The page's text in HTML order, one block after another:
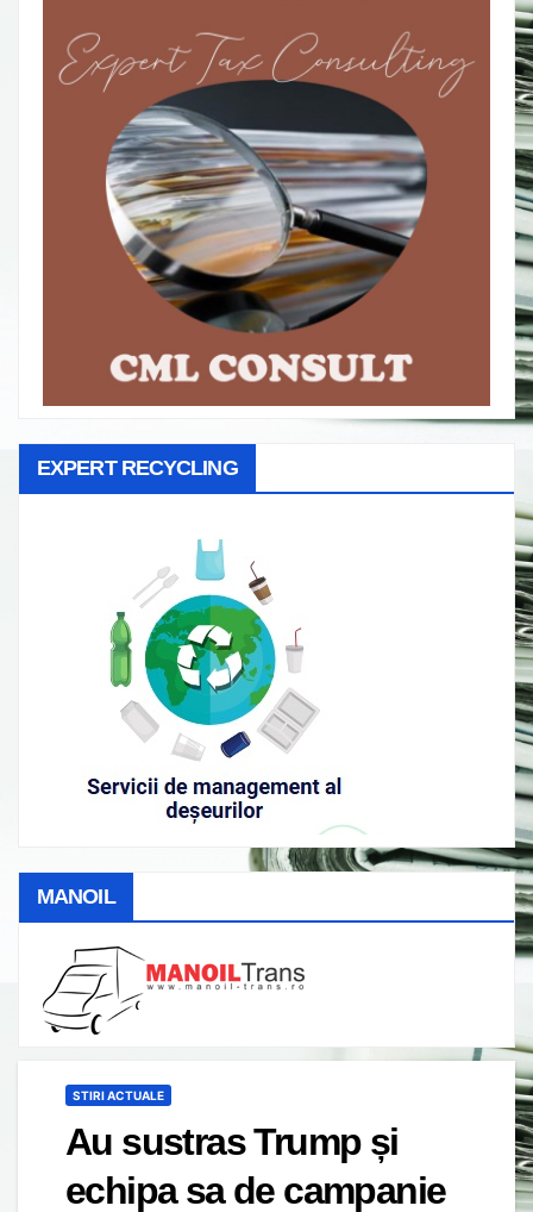
EXPERT RECYCLING
MANOIL
STIRI ACTUALE
Au sustras Trump și
echipa sa de campanie